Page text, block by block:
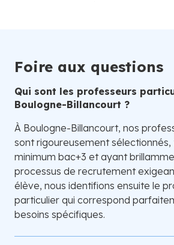
Foire aux questions
Qui sont les professeurs
Boulogne-Billancourt ?
À Boulogne-Billancourt, nos
sont rigoureusement sélectionnés,
minimum bac+3 et ayant
processus de recrutement
élève, nous identifions ensuite le
particulier qui correspond
besoins spécifiques.